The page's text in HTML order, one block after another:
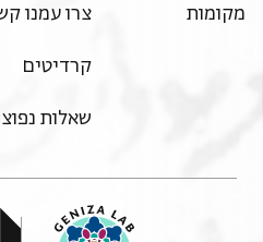
מקומות צרו עמנו
קרדיטים
שאלות